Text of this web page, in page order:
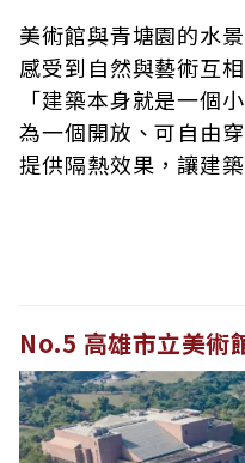
美術館與青塘園的水
感受到自然與藝術互
「建築本身就是一個
為一個開放、可自由
提供隔熱效果，讓建
No.5 高雄市立美術